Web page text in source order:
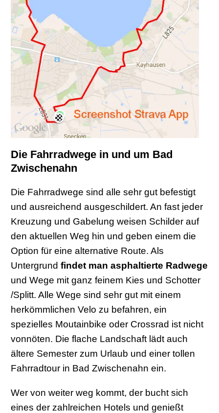
Die Fahrradwege in und um Bad
Zwischenahn
Die Fahrradwege sind alle sehr gut befestigt
und ausreichend ausgeschildert. An fast jeder
Kreuzung und Gabelung weisen Schilder auf
den aktuellen Weg hin und geben einem die
Option für eine alternative Route. Als
Untergrund findet man asphaltierte Radwege
und Wege mit ganz feinem Kies und Schotter
/Splitt. Alle Wege sind sehr gut mit einem
herkömmlichen Velo zu befahren, ein
spezielles Moutainbike oder Crossrad ist nicht
vonnöten. Die flache Landschaft lädt auch
ältere Semester zum Urlaub und einer tollen
Fahrradtour in Bad Zwischenahn ein.
Wer von weiter weg kommt, der bucht sich
eines der zahlreichen Hotels und genießt